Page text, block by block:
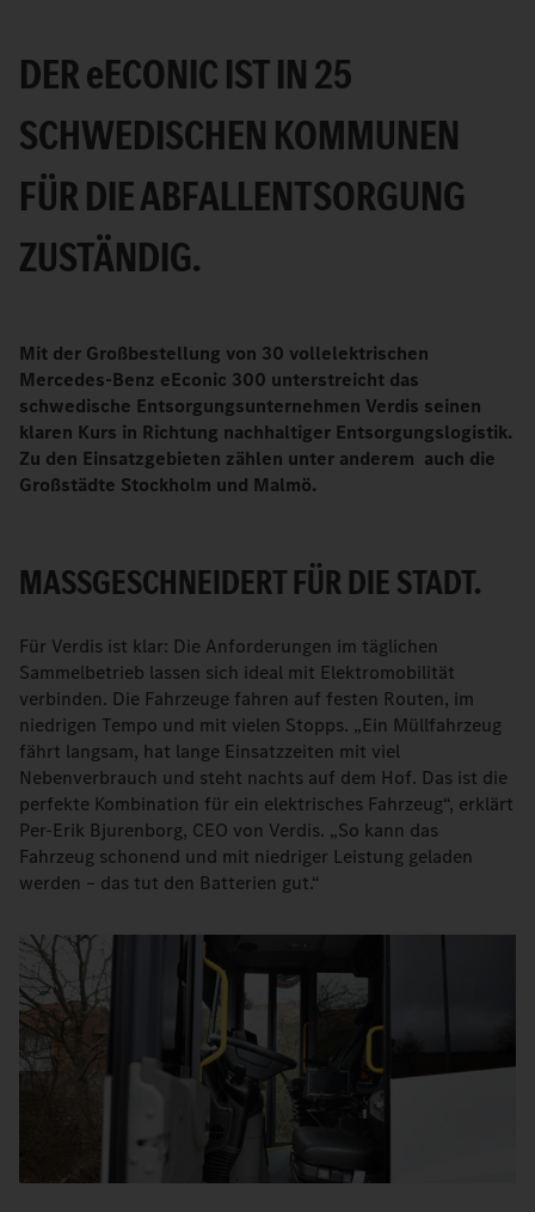
DEReECONIC IST IN 25
SCHWEDISCHEN KOMMUNEN
FÜR DIE ABFALLENTSORGUNG
ZUSTÄNDIG.
Mit der Großbestellung von 30 vollelektrischen
Mercedes-Benz eEconic 300 unterstreicht das
schwedische Entsorgungsunternehmen Verdis seinen
klaren Kurs in Richtung nachhaltiger Entsorgungslogistik.
Zu den Einsatzgebieten zählen unter anderem auch die
Großstädte Stockholm und Malmö.
MASSGESCHNEIDERT FÜR DIE STADT.
Für Verdis ist klar: Die Anforderungen im täglichen
Sammelbetrieb lassen sich ideal mit Elektromobilität
verbinden. Die Fahrzeuge fahren auf festen Routen, im
niedrigen Tempo und mit vielen Stopps. „Ein Müllfahrzeug
fährt langsam, hat lange Einsatzzeiten mit viel
Nebenverbrauch und steht nachts auf dem Hof. Das ist die
perfekte Kombination für ein elektrisches Fahrzeug“, erklärt
Per-Erik Bjurenborg, CEO von Verdis. „So kann das
Fahrzeug schonend und mit niedriger Leistung geladen
werden – das tut den Batterien gut.“